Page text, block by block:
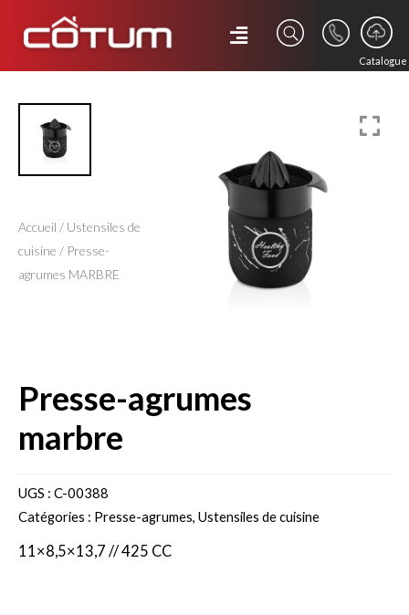
Catalogue
Accueil / Ustensiles de
cuisine / Presse-
agrumes MARBRE
presse-agrumes
marbre
UGS : C-00388
Catégories : Presse-agrumes, Ustensiles de cuisine
11×8,5×13,7 // 425 CC